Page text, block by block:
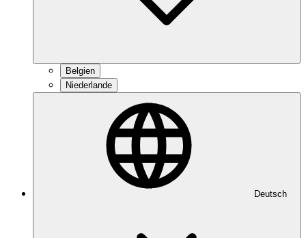
Belgien
Niederlande
Deutsch